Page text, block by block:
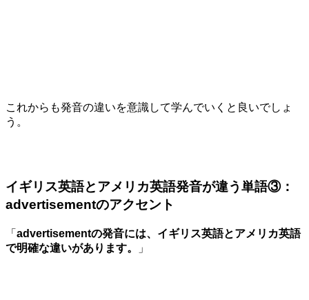
これからも発音の違いを意識して学んでいくと良いでしょ
う。
イギリス英語とアメリカ英語発音が違う単語③：
advertisementのアクセント
「 advertisementの発音には、イギリス英語とアメリカ英語
で明確な違いがあります。
」